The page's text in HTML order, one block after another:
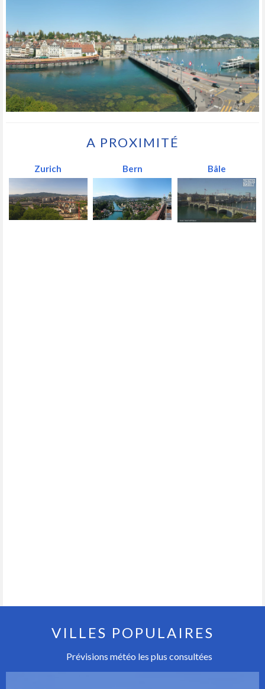
A PROXIMITÉ
Zurich Bern Bâle
VILLES POPULAIRES
Prévisions météo les plus consultées